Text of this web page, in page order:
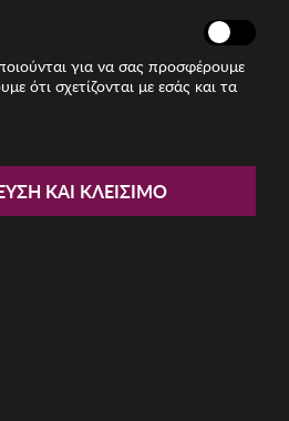
Σκουφί Abigail
για να σας προσφέρουμε
ότι σχετίζονται με εσάς και τα
ΚΑΙ ΚΛΕΊΣΙΜΟ